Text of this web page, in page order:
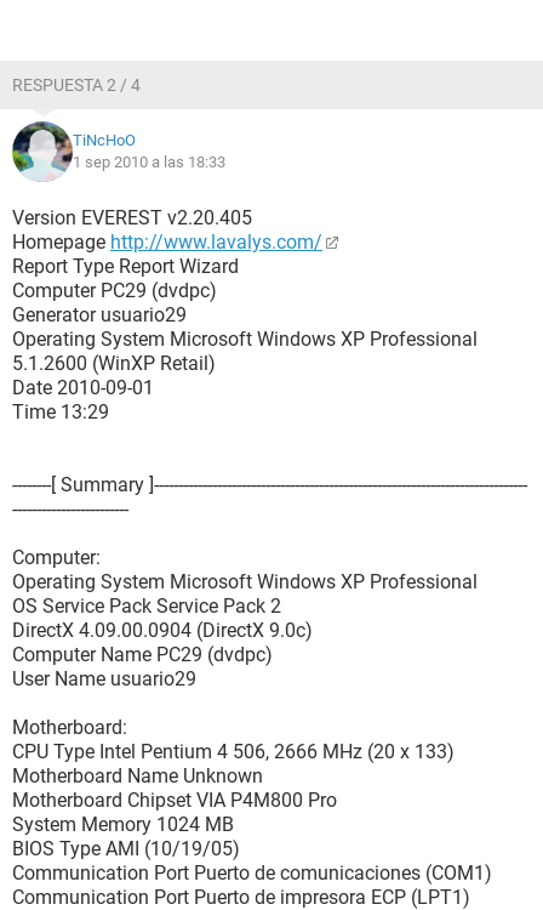
RESPUESTA 2 / 4
TiNcHoO
1 sep 2010 a las 18:33
Version EVEREST v2.20.405
Homepage http://www.lavalys.com/
Report Type Report Wizard
Computer PC29 (dvdpc)
Generator usuario29
Operating System Microsoft Windows XP Professional
5.1.2600 (WinXP Retail)
Date 2010-09-01
Time 13:29
--------[ Summary ]-----------------------------------------------------------------------------
------------------------
Computer:
Operating System Microsoft Windows XP Professional
OS Service Pack Service Pack 2
DirectX 4.09.00.0904 (DirectX 9.0c)
Computer Name PC29 (dvdpc)
User Name usuario29
Motherboard:
CPU Type Intel Pentium 4 506, 2666 MHz (20 x 133)
Motherboard Name Unknown
Motherboard Chipset VIA P4M800 Pro
System Memory 1024 MB
BIOS Type AMI (10/19/05)
Communication Port Puerto de comunicaciones (COM1)
Communication Port Puerto de impresora ECP (LPT1)